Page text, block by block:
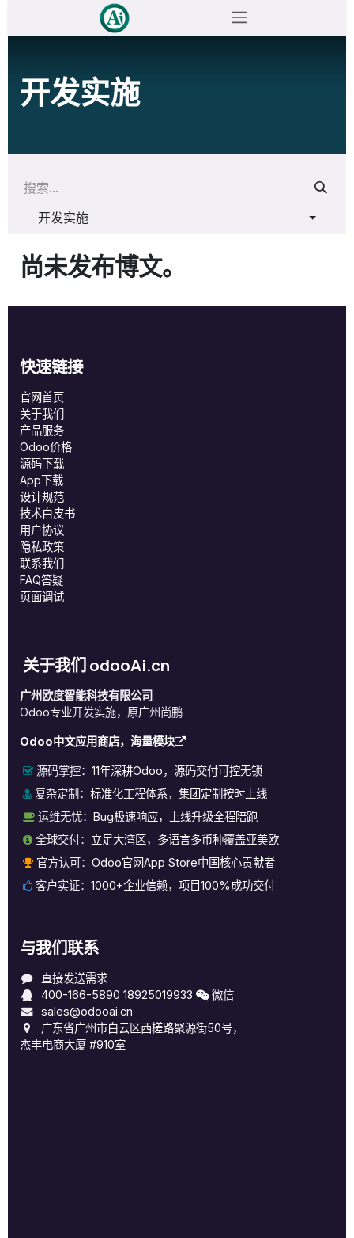
开发实施
开发实施
尚未发布博文。
快速链接
官网首页
关于我们
产品服务
Odoo价格
源码下载
App下载
设计规范
技术白皮书
用户协议
‎隐私政策‎
联系我们
FAQ答疑
页面调试
关于我们 odooAi.cn
广州欧度智能科技有限公司
Odoo专业开发实施，原广州尚鹏
Odoo中文应用商店，海量模块
源码掌控： 11年深耕Odoo，源码交付可控无锁
复杂定制： 标准化工程体系，集团定制按时上线
运维无忧：
Bug极速响应，上线升级全程陪跑
全球交付： 立足大湾区，多语言多币种覆盖亚美欧
官方认可： Odoo官网App Store中国核心贡献者
客户实证： 1000+企业信赖，项目100%成功交付
与我们联系
直接发送需求
400-166-5890 18925019933
微信
sales@odooai.cn
广东省广州市白云区西槎路聚源街50号，
杰丰电商大厦 #910室